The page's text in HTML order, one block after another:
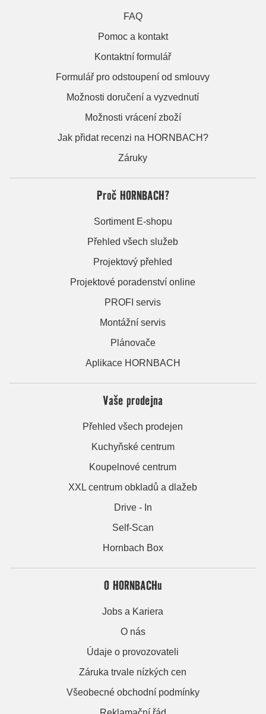
FAQ
Pomoc a kontakt
Kontaktní formulář
Formulář pro odstoupení od smlouvy
Možnosti doručení a vyzvednutí
Možnosti vrácení zboží
Jak přidat recenzi na HORNBACH?
Záruky
Proč HORNBACH?
Sortiment E-shopu
Přehled všech služeb
Projektový přehled
Projektové poradenství online
PROFI servis
Montážní servis
Plánovače
Aplikace HORNBACH
Vaše prodejna
Přehled všech prodejen
Kuchyňské centrum
Koupelnové centrum
XXL centrum obkladů a dlažeb
Drive - In
Self-Scan
Hornbach Box
O HORNBACHu
Jobs a Kariera
O nás
Údaje o provozovateli
Záruka trvale nízkých cen
Všeobecné obchodní podmínky